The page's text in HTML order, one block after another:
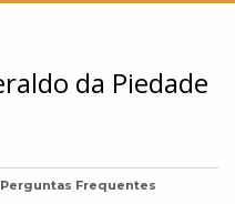
Perguntas Frequentes